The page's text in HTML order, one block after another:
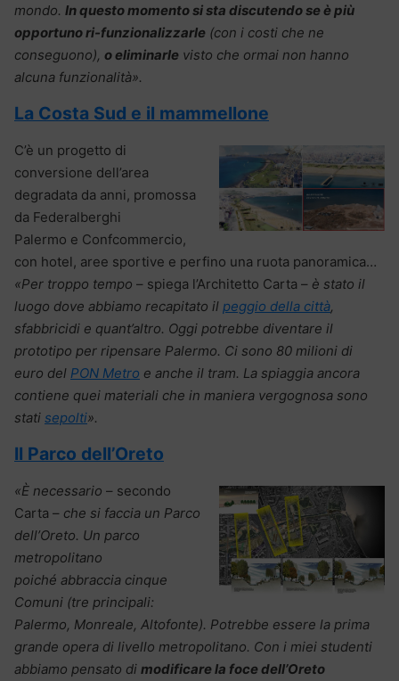
mondo. In questo momento si sta discutendo se è più
opportuno ri-funzionalizzarle (con i costi che ne
conseguono), o eliminarle visto che ormai non hanno
alcuna funzionalità».
La Costa Sud e il mammellone
C’è un progetto di
conversione dell’area
degradata da anni, promossa
da Federalberghi
Palermo e Confcommercio,
con hotel, aree sportive e perfino una ruota panoramica…
«Per troppo tempo – spiega l’Architetto Carta – è stato il
luogo dove abbiamo recapitato il peggio della città,
sfabbricidi e quant’altro. Oggi potrebbe diventare il
prototipo per ripensare Palermo. Ci sono 80 milioni di
euro del PON Metro e anche il tram. La spiaggia ancora
contiene quei materiali che in maniera vergognosa sono
stati sepolti».
Il Parco dell’Oreto
«È necessario – secondo
Carta – che si faccia un Parco
dell’Oreto. Un parco
metropolitano
poiché abbraccia cinque
Comuni (tre principali:
Palermo, Monreale, Altofonte). Potrebbe essere la prima
grande opera di livello metropolitano. Con i miei studenti
abbiamo pensato di modificare la foce dell’Oreto